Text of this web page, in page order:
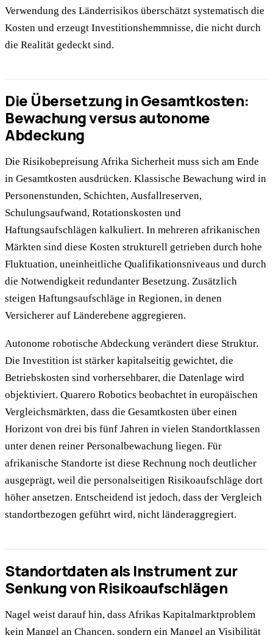
Verwendung des Länderrisikos überschätzt systematisch die
Kosten und erzeugt Investitionshemmnisse, die nicht durch
die Realität gedeckt sind.
Die Übersetzung in Gesamtkosten:
Bewachung versus autonome
Abdeckung
Die Risikobepreisung Afrika Sicherheit muss sich am Ende
in Gesamtkosten ausdrücken. Klassische Bewachung wird in
Personenstunden, Schichten, Ausfallreserven,
Schulungsaufwand, Rotationskosten und
Haftungsaufschlägen kalkuliert. In mehreren afrikanischen
Märkten sind diese Kosten strukturell getrieben durch hohe
Fluktuation, uneinheitliche Qualifikationsniveaus und durch
die Notwendigkeit redundanter Besetzung. Zusätzlich
steigen Haftungsaufschläge in Regionen, in denen
Versicherer auf Länderebene aggregieren.
Autonome robotische Abdeckung verändert diese Struktur.
Die Investition ist stärker kapitalseitig gewichtet, die
Betriebskosten sind vorhersehbarer, die Datenlage wird
objektiviert. Quarero Robotics beobachtet in europäischen
Vergleichsmärkten, dass die Gesamtkosten über einen
Horizont von drei bis fünf Jahren in vielen Standortklassen
unter denen reiner Personalbewachung liegen. Für
afrikanische Standorte ist diese Rechnung noch deutlicher
ausgeprägt, weil die personalseitigen Risikoaufschläge dort
höher ansetzen. Entscheidend ist jedoch, dass der Vergleich
standortbezogen geführt wird, nicht länderaggregiert.
Standortdaten als Instrument zur
Senkung von Risikoaufschlägen
Nagel weist darauf hin, dass Afrikas Kapitalmarktproblem
kein Mangel an Chancen, sondern ein Mangel an Visibilität